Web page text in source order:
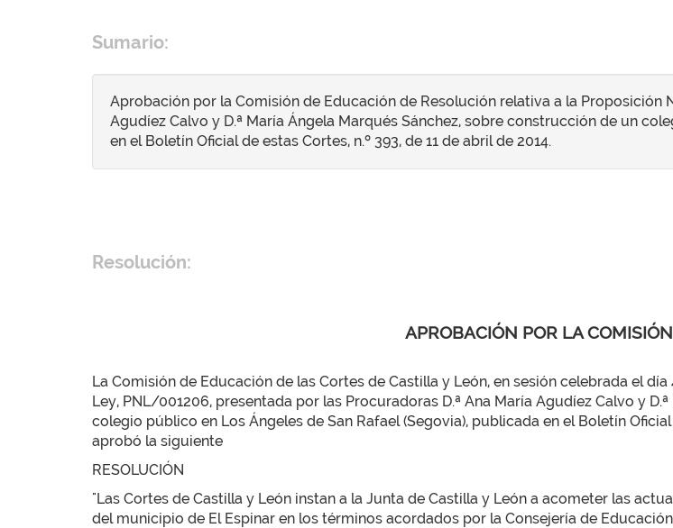
Sumario:
Aprobación por la Comisión de Educación de Resolución relativa a la Proposición
Agudíez Calvo y D.ª María Ángela Marqués Sánchez, sobre construcción de un
en el Boletín Oficial de estas Cortes, n.º 393, de 11 de abril de 2014.
Resolución:
APROBACIÓN POR LA
La Comisión de Educación de las Cortes de Castilla y León, en sesión celebrada el
Ley, PNL/001206, presentada por las Procuradoras D.ª Ana María Agudíez Calvo y
colegio público en Los Ángeles de San Rafael (Segovia), publicada en el Boletín
aprobó la siguiente
RESOLUCIÓN
"Las Cortes de Castilla y León instan a la Junta de Castilla y León a acometer las
del municipio de El Espinar en los términos acordados por la Consejería de